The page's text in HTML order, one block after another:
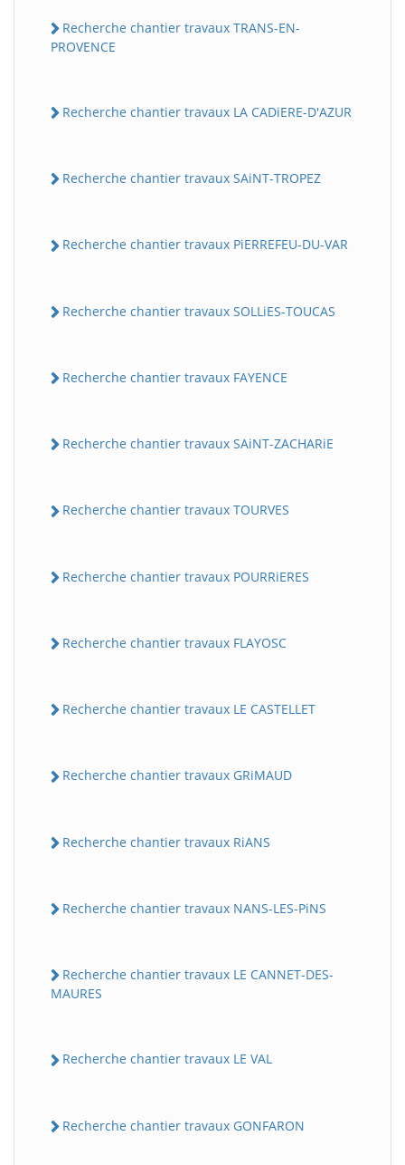
Recherche chantier travaux TRANS-EN-
PROVENCE
Recherche chantier travaux LA CADiERE-D'AZUR
Recherche chantier travaux SAiNT-TROPEZ
Recherche chantier travaux PiERREFEU-DU-VAR
Recherche chantier travaux SOLLiES-TOUCAS
Recherche chantier travaux FAYENCE
Recherche chantier travaux SAiNT-ZACHARiE
Recherche chantier travaux TOURVES
Recherche chantier travaux POURRiERES
Recherche chantier travaux FLAYOSC
Recherche chantier travaux LE CASTELLET
Recherche chantier travaux GRiMAUD
Recherche chantier travaux RiANS
Recherche chantier travaux NANS-LES-PiNS
Recherche chantier travaux LE CANNET-DES-
MAURES
Recherche chantier travaux LE VAL
Recherche chantier travaux GONFARON